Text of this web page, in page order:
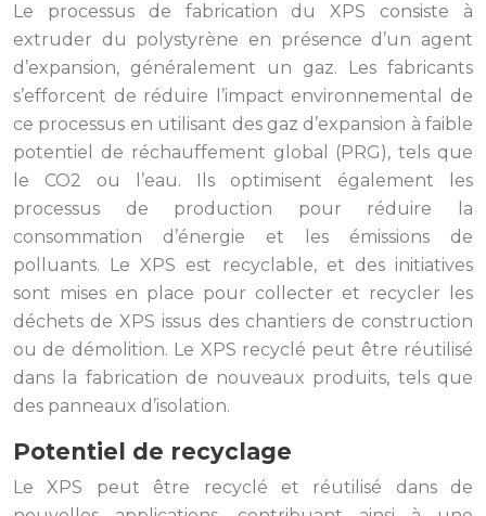
Le processus de fabrication du XPS consiste à
extruder du polystyrène en présence d’un agent
d’expansion, généralement un gaz. Les fabricants
s’efforcent de réduire l’impact environnemental de
ce processus en utilisant des gaz d’expansion à faible
potentiel de réchauffement global (PRG), tels que
le CO2 ou l’eau. Ils optimisent également les
processus de production pour réduire la
consommation d’énergie et les émissions de
polluants. Le XPS est recyclable, et des initiatives
sont mises en place pour collecter et recycler les
déchets de XPS issus des chantiers de construction
ou de démolition. Le XPS recyclé peut être réutilisé
dans la fabrication de nouveaux produits, tels que
des panneaux d’isolation.
Potentiel de recyclage
Le XPS peut être recyclé et réutilisé dans de